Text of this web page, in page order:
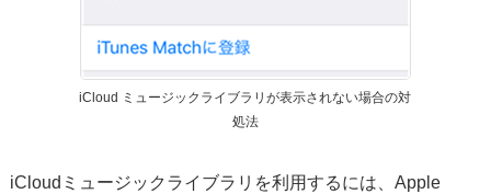
iCloud ミュージックライブラリが表示されない場合の対
処法
iCloudミュージックライブラリを利用するには、Apple